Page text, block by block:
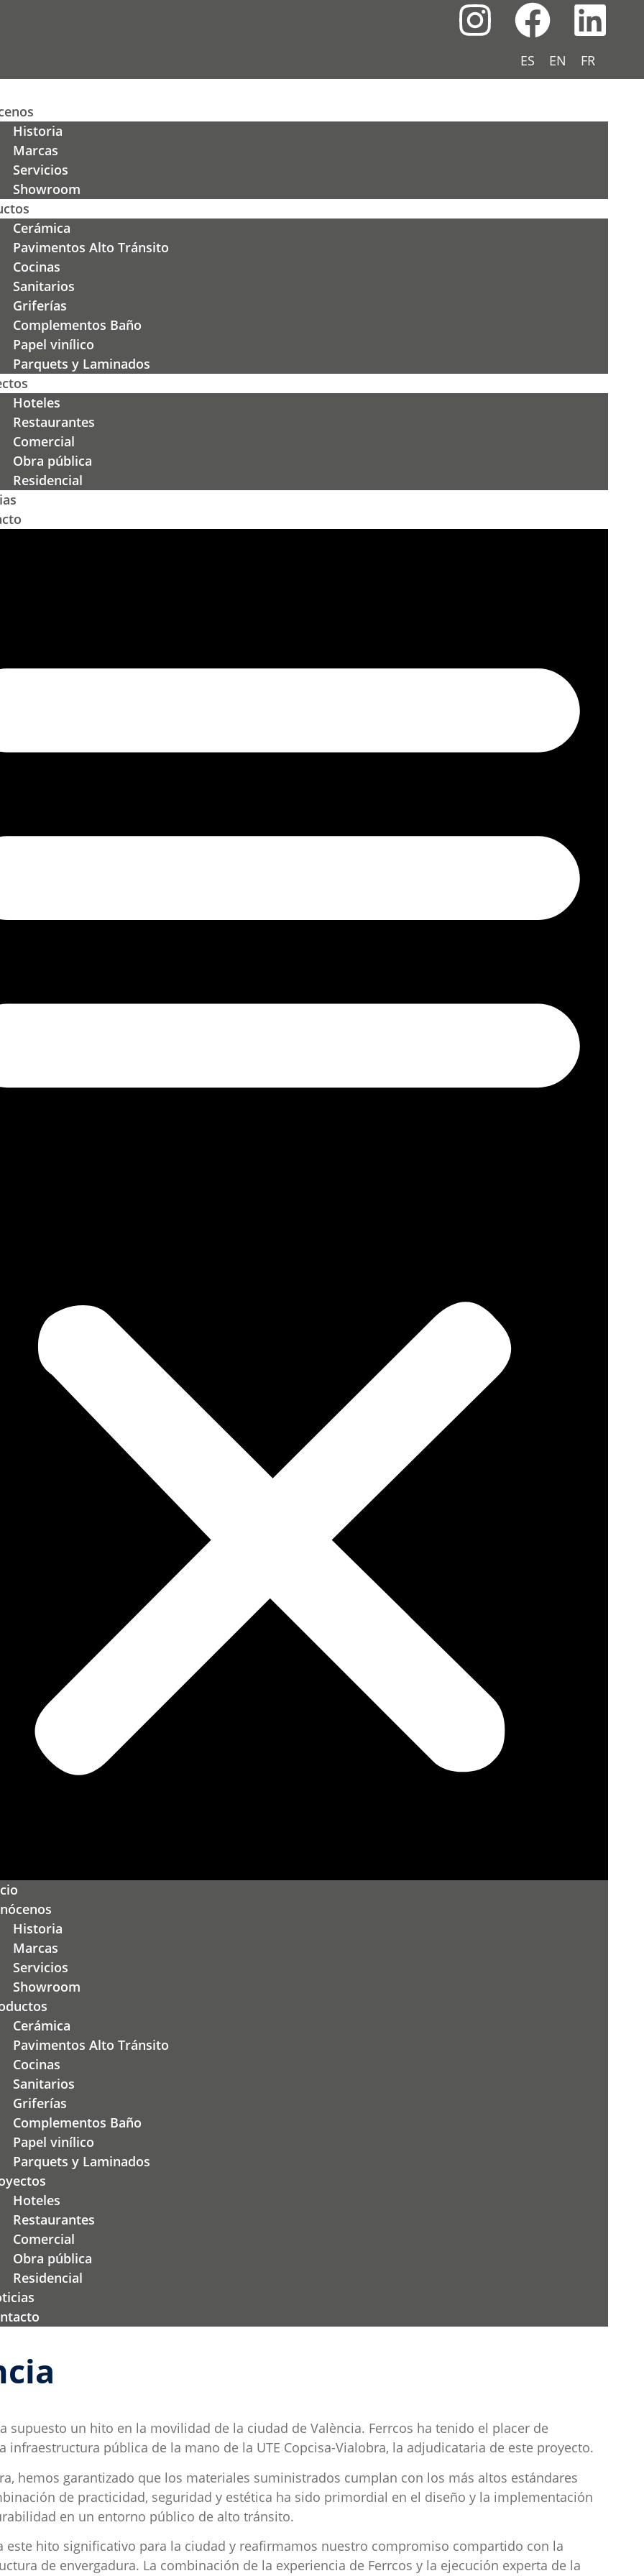
ES EN
FR
Historia
Marcas
Servicios
Showroom
Cerámica
Pavimentos Alto Tránsito
Cocinas
Sanitarios
Griferías
Complementos Baño
Papel vinílico
Parquets y Laminados
Hoteles
Restaurantes
Comercial
Obra pública
Residencial
Historia
Marcas
Servicios
Showroom
Cerámica
Pavimentos Alto Tránsito
Cocinas
Sanitarios
Griferías
Complementos Baño
Papel vinílico
Parquets y Laminados
Hoteles
Restaurantes
Comercial
Obra pública
Residencial
supuesto un hito en la movilidad de la ciudad de València. Ferrcos ha tenido el placer de
pública de la mano de la UTE Copcisa-Vialobra, la adjudicataria de este proyecto.
hemos garantizado que los materiales suministrados cumplan con los más altos estándares
de practicidad, seguridad y estética ha sido primordial en el diseño y la implementación
en un entorno público de alto tránsito.
hito significativo para la ciudad y reafirmamos nuestro compromiso compartido con la
de envergadura. La combinación de la experiencia de Ferrcos y la ejecución experta de la